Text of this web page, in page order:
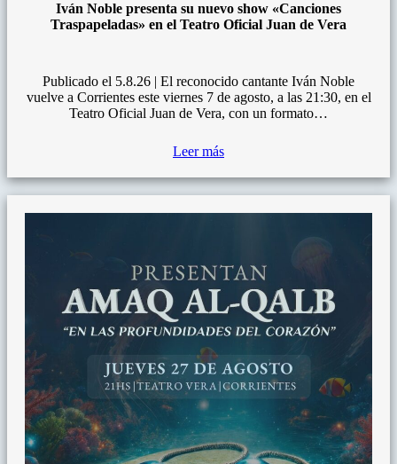
Iván Noble presenta su nuevo show «Canciones
Traspapeladas» en el Teatro Oficial Juan de Vera
Publicado el 5.8.26 | El reconocido cantante Iván Noble
vuelve a Corrientes este viernes 7 de agosto, a las 21:30, en el
Teatro Oficial Juan de Vera, con un formato…
Leer más